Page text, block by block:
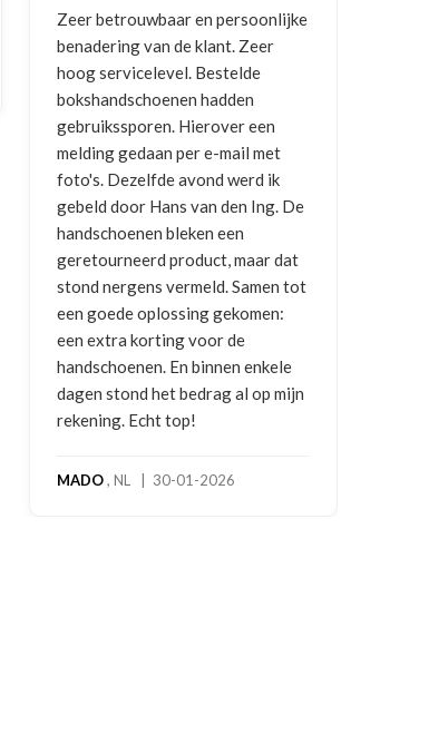
Zeer betrouwbaar en persoonlijke
benadering van de klant. Zeer
hoog servicelevel. Bestelde
bokshandschoenen hadden
gebruikssporen. Hierover een
melding gedaan per e-mail met
foto's. Dezelfde avond werd ik
gebeld door Hans van den Ing. De
handschoenen bleken een
geretourneerd product, maar dat
stond nergens vermeld. Samen tot
een goede oplossing gekomen:
een extra korting voor de
handschoenen. En binnen enkele
dagen stond het bedrag al op mijn
rekening. Echt top!
MADO, NL | 30-01-2026